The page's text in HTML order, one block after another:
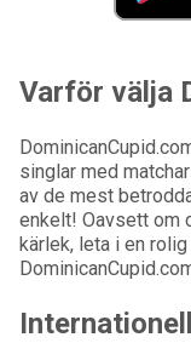
Varför välja
singlar med
av de mest
enkelt! Oavsett om
kärlek, leta i en